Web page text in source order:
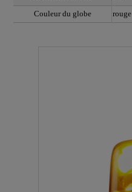
Couleur du globe
rouge